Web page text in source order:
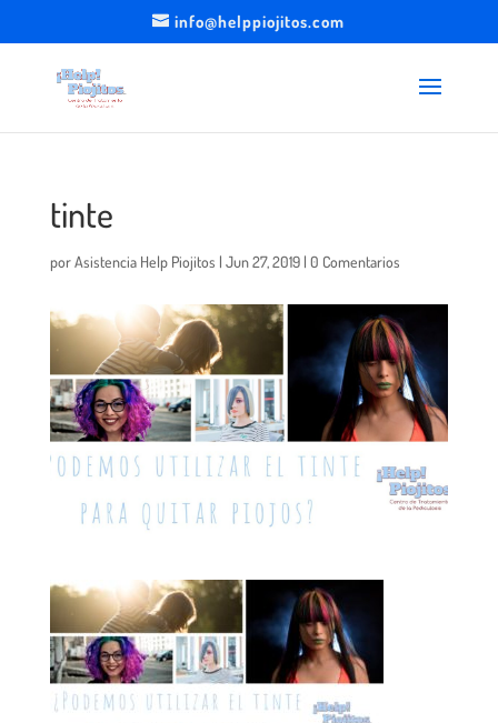
info@helppiojitos.com
tinte
porAsistencia Help Piojitos | Jun 27, 2019| 0 Comentarios